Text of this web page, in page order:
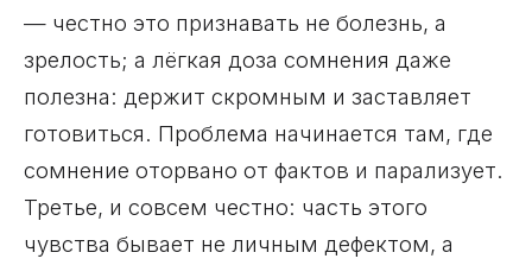
— честно это признавать не болезнь, а
зрелость; а лёгкая доза сомнения даже
полезна: держит скромным и заставляет
готовиться. Проблема начинается там, где
сомнение оторвано от фактов и парализует.
Третье, и совсем честно: часть этого
чувства бывает не личным дефектом, а